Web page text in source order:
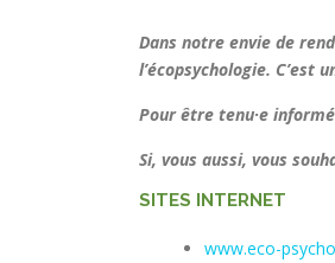
Dans notre envie de
l’écopsychologie. C’est
Pour être tenu·e
Si, vous aussi, vous
SITES INTERNET
www.eco-